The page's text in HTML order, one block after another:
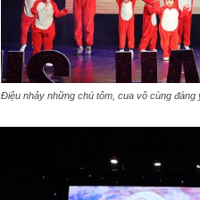
Điệu nhảy những chú tôm, cua vô cùng đáng